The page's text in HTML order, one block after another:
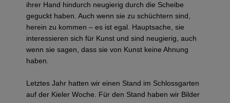
ihrer Hand hindurch neugierig durch die Scheibe
geguckt haben. Auch wenn sie zu schüchtern sind,
herein zu kommen – es ist egal. Hauptsache, sie
interessieren sich für Kunst und sind neugierig, auch
wenn sie sagen, dass sie von Kunst keine Ahnung
haben.
Letztes Jahr hatten wir einen Stand im Schlossgarten
auf der Kieler Woche. Für den Stand haben wir Bilder